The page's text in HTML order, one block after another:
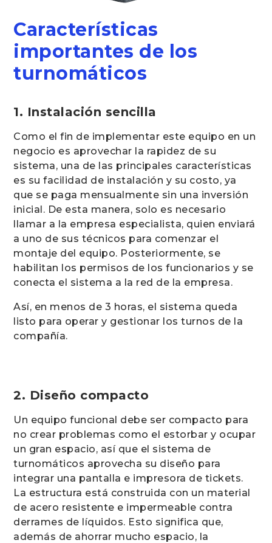
Características
importantes de los
turnomáticos
1. Instalación sencilla
Como el fin de implementar este equipo en un
negocio es aprovechar la rapidez de su
sistema, una de las principales características
es su facilidad de instalación y su costo, ya
que se paga mensualmente sin una inversión
inicial. De esta manera, solo es necesario
llamar a la empresa especialista, quien enviará
a uno de sus técnicos para comenzar el
montaje del equipo. Posteriormente, se
habilitan los permisos de los funcionarios y se
conecta el sistema a la red de la empresa.
Así, en menos de 3 horas, el sistema queda
listo para operar y gestionar los turnos de la
compañía.
2. Diseño compacto
Un equipo funcional debe ser compacto para
no crear problemas como el estorbar y ocupar
un gran espacio, así que el sistema de
turnomáticos aprovecha su diseño para
integrar una pantalla e impresora de tickets.
La estructura está construida con un material
de acero resistente e impermeable contra
derrames de líquidos. Esto significa que,
además de ahorrar mucho espacio, la